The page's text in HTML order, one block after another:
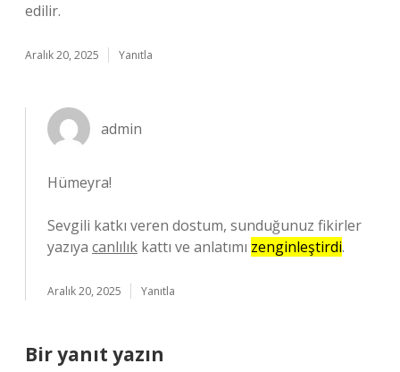
edilir.
Aralık 20, 2025 Yanıtla
admin
Hümeyra!
Sevgili katkı veren dostum, sunduğunuz fikirler
yazıya canlılık kattı ve anlatımı zenginleştirdi.
Aralık 20, 2025 Yanıtla
Bir yanıt yazın